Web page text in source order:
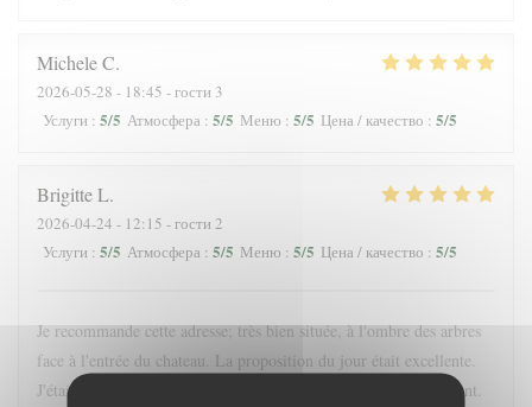
MicheleC
2026-05-28 - 18:45 - гости 3
Услуги : 5/5 Атмосфера : 5/5 Меню : 5/5 Цена / качество : 5/5
BrigitteL
2026-04-24 - 12:15 - гости 2
Услуги : 5/5 Атмосфера : 5/5 Меню : 5/5 Цена / качество : 5/5
Je recommande cette adresse; très bien située, à l'ombre des arbres
face à l'entrée du chateau. La proposition du jour était excellente.
J'étais accompagnée d'une enfant; elle a été servie très rapidement.